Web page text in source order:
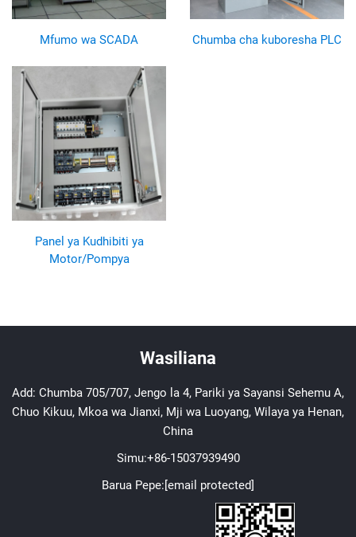
Mfumo wa SCADA Chumba cha kuboresha PLC
Panel ya Kudhibiti ya
Motor/Pompya
Wasiliana
Add: Chumba 705/707, Jengo la 4, Pariki ya Sayansi Sehemu A,
Chuo Kikuu, Mkoa wa Jianxi, Mji wa Luoyang, Wilaya ya Henan,
China
Simu:+86-15037939490
Barua Pepe:[email protected]